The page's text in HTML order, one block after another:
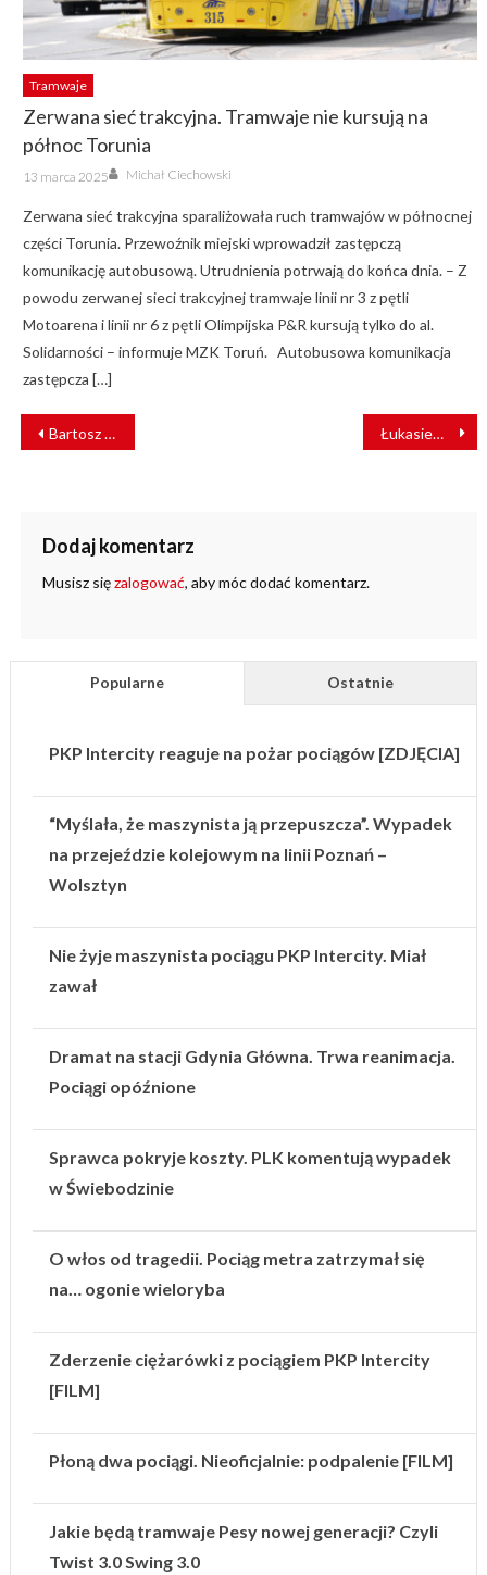
Tramwaje
Zerwana sieć trakcyjna. Tramwaje nie kursują na
północ Torunia
Posted
on
13 marca 2025 Author
Michał Ciechowski
Zerwana sieć trakcyjna sparaliżowała ruch tramwajów w północnej
części Torunia. Przewoźnik miejski wprowadził zastępczą
komunikację autobusową. Utrudnienia potrwają do końca dnia. – Z
powodu zerwanej sieci trakcyjnej tramwaje linii nr 3 z pętli
Motoarena i linii nr 6 z pętli Olimpijska P&R kursują tylko do al.
Solidarności – informuje MZK Toruń. Autobusowa komunikacja
zastępcza […]
NAWIGACJA
WPISU
Bartosz Grzegolec – motorniczy z pasją [WYWIAD] Łukasiewicz — Poznański Instytut Technologiczny zainaugurował swoją działalność
Dodaj komentarz
Musisz sięzalogować, aby móc dodać komentarz.
Popularne Ostatnie
PKP Intercity reaguje na pożar pociągów [ZDJĘCIA]
“Myślała, że maszynista ją przepuszcza”. Wypadek
na przejeździe kolejowym na linii Poznań –
Wolsztyn
Nie żyje maszynista pociągu PKP Intercity. Miał
zawał
Dramat na stacji Gdynia Główna. Trwa reanimacja.
Pociągi opóźnione
Sprawca pokryje koszty. PLK komentują wypadek
w Świebodzinie
O włos od tragedii. Pociąg metra zatrzymał się
na… ogonie wieloryba
Zderzenie ciężarówki z pociągiem PKP Intercity
[FILM]
Płoną dwa pociągi. Nieoficjalnie: podpalenie [FILM]
Jakie będą tramwaje Pesy nowej generacji? Czyli
Twist 3.0 Swing 3.0